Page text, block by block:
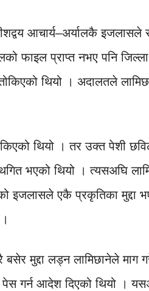
आचार्य–अर्यालकै
फाइल प्राप्त नभए पनि
थियो । अदालतले
थियो । तर उक्त पेशी
भएको थियो । त्यसअघि
इजलासले एकै प्रकृतिका मुद्दा
बसेर मुद्दा लड्न लामिछानेले
गर्न आदेश दिएको थियो ।